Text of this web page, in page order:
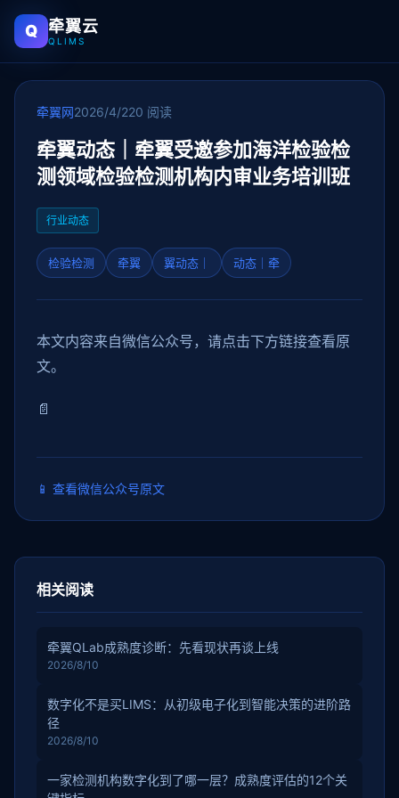
Q 牵翼云
QLIMS
牵翼网2026/4/220 阅读
牵翼动态｜牵翼受邀参加海洋检验检
测领域检验检测机构内审业务培训班
行业动态
检验检测 牵翼 翼动态｜ 动态｜牵
本文内容来自微信公众号，请点击下方链接查看原
文。
📄
📱 查看微信公众号原文
相关阅读
牵翼QLab成熟度诊断：先看现状再谈上线
2026/8/10
数字化不是买LIMS：从初级电子化到智能决策的进阶路
径
2026/8/10
一家检测机构数字化到了哪一层？成熟度评估的12个关